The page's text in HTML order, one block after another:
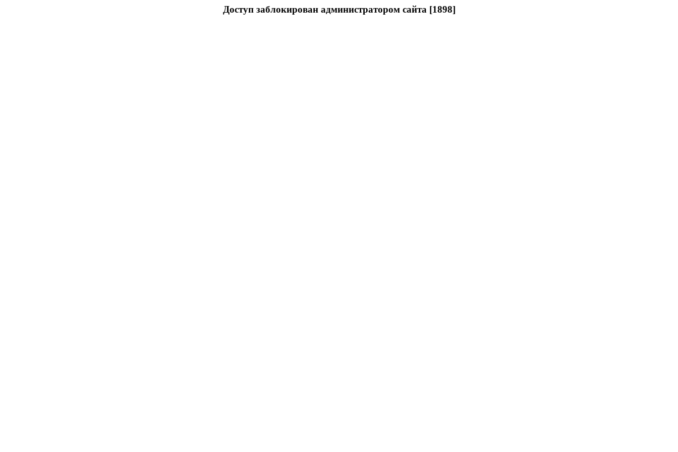
Доступ заблокирован администратором сайта [1898]